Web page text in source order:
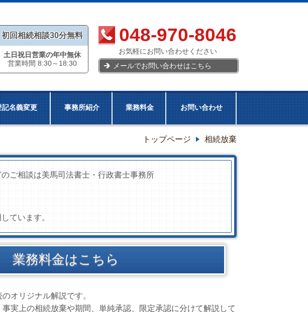
初回相続相談30分無料
土日祝日営業の年中無休
営業時間 8:30～18:30
048-970-8046
お気軽にお問い合わせください
メールでお問い合わせはこちら
記名義変更 事務所紹介 業務料金 お問い合わせ
トップページ 相続放棄
のご相談は美馬司法書士・行政書士事務所
ています。
業務料金はこちら
オリジナル解説です。
実上の相続放棄や期間、単純承認、限定承認に分けて解説して